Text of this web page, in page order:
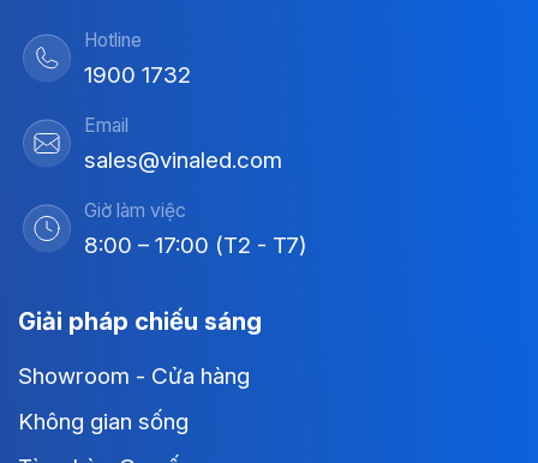
Hotline
1900 1732
Email
sales@vinaled.com
Giờ làm việc
8:00 – 17:00 (T2 - T7)
Giải pháp chiếu sáng
Showroom - Cửa hàng
Không gian sống